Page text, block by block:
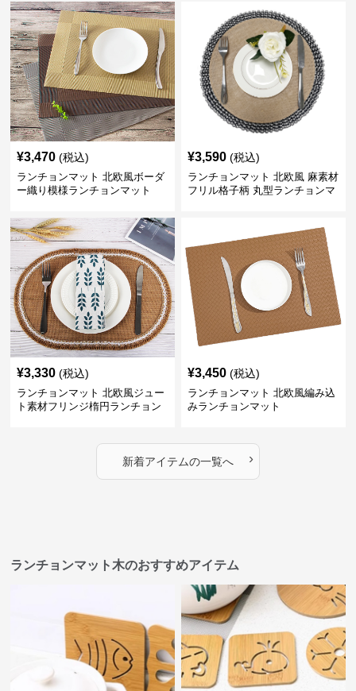
¥3,470 (税込)
ランチョンマット 北欧風ボーダ
ー織り模様ランチョンマット
¥3,590 (税込)
ランチョンマット 北欧風 麻素材
フリル格子柄 丸型ランチョンマ
¥3,330 (税込)
ランチョンマット 北欧風ジュー
ト素材フリンジ楕円ランチョン
¥3,450 (税込)
ランチョンマット 北欧風編み込
みランチョンマット
新着アイテムの一覧へ ›
ランチョンマット木のおすすめアイテム